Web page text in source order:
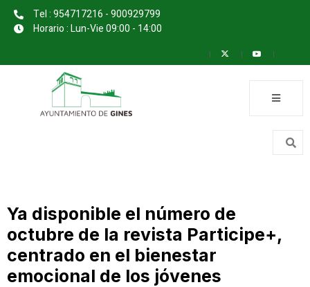
Tel : 954717216 - 900929799
Horario : Lun-Vie 09:00 - 14:00
Ya disponible el número de
octubre de la revista Participe+,
centrado en el bienestar
emocional de los jóvenes